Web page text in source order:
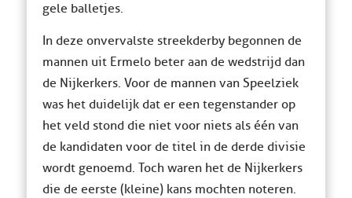
gele balletjes.
In deze onvervalste streekderby begonnen de
mannen uit Ermelo beter aan de wedstrijd dan
de Nijkerkers. Voor de mannen van Speelziek
was het duidelijk dat er een tegenstander op
het veld stond die niet voor niets als één van
de kandidaten voor de titel in de derde divisie
wordt genoemd. Toch waren het de Nijkerkers
die de eerste (kleine) kans mochten noteren.